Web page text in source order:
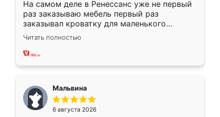
На самом деле в Ренессанс уже не первый
раз заказываю мебель первый раз
заказывал кроватку для маленького
ребёнка при его рождении ,во второй раз
заказал шкаф-купе. По качеству очень
хорошее сборка достаточно быстрая,
меньше, здесь же он более разнообразный.
Мне нравится ,если что-то потребуется из
мебели буду заказывать только здесь.
Читать полностью
Мальвина
6 августа 2026